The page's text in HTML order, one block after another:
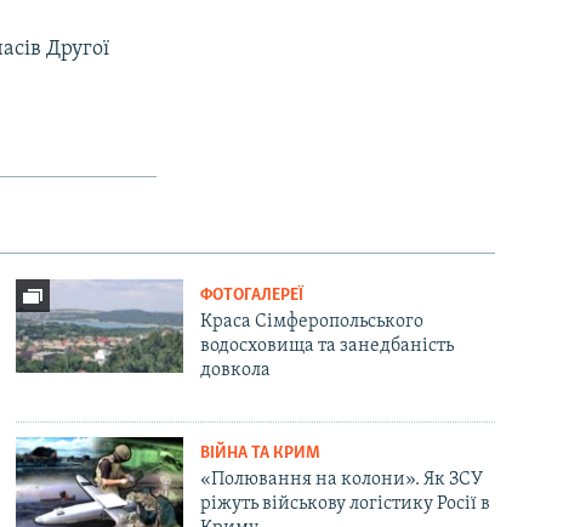
Другої
ФОТОГАЛЕРЕЇ
Краса Сімферопольського
водосховища та занедбаність
довкола
ВІЙНА ТА КРИМ
«Полювання на колони». Як ЗСУ
ріжуть військову логістику Росії в